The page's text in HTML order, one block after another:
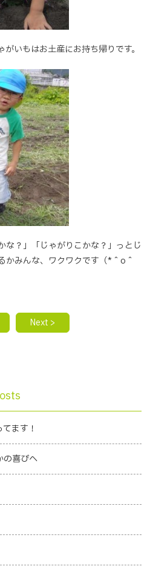
いもはお土産にお持ち帰りです。
な？」「じゃがりこかな？」っとじ
かみんな、ワクワクです（*＾o＾
Next >
ます！
の喜びへ